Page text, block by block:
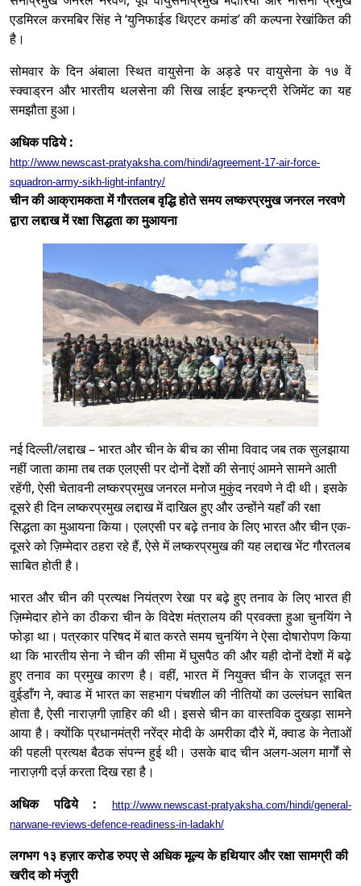
एडमिरल करमबिर सिंह ने ‘युनिफाईड थिएटर कमांड’ की कल्पना रेखांकित की
है।
सोमवार के दिन अंबाला स्थित वायुसेना के अड्डे पर वायुसेना के १७ वें
स्क्वाड्रन और भारतीय थलसेना की सिख लाईट इन्फन्ट्री रेजिमेंट का यह
समझौता हुआ।
अधिक पढिये :
http://www.newscast-pratyaksha.com/hindi/agreement-17-air-force-
squadron-army-sikh-light-infantry/
चीन की आक्रामकता में गौरतलब वृद्धि होते समय लष्करप्रमुख जनरल नरवणे
द्वारा लद्दाख में रक्षा सिद्धता का मुआयना
नई दिल्ली/लद्दाख – भारत और चीन के बीच का सीमा विवाद जब तक सुलझाया
नहीं जाता कामा तब तक एलएसी पर दोनों देशों की सेनाएं आमने सामने आती
रहेंगी, ऐसी चेतावनी लष्करप्रमुख जनरल मनोज मुकुंद नरवणे ने दी थी। इसके
दूसरे ही दिन लष्करप्रमुख लद्दाख में दाखिल हुए और उन्होंने यहाँ की रक्षा
सिद्धता का मुआयना किया। एलएसी पर बढ़े तनाव के लिए भारत और चीन एक-
दूसरे को ज़िम्मेदार ठहरा रहे हैं, ऐसे में लष्करप्रमुख की यह लद्दाख भेंट गौरतलब
साबित होती है।
भारत औरचीनकी प्रत्यक्ष नियंत्रण रेखा पर बढ़े हुए तनाव के लिए भारत ही
ज़िम्मेदार होने का ठीकरा चीन के विदेश मंत्रालय की प्रवक्ता हुआ चुनयिंग ने
फोड़ा था। पत्रकार परिषद में बात करते समय चुनयिंग ने ऐसा दोषारोपण किया
था कि भारतीय सेना ने चीन की सीमा में घुसपैठ की और यही दोनों देशों में बढ़े
हुए तनाव का प्रमुख कारण है। वहीं, भारत में नियुक्त चीन के राजदूत सन
वुईडाँग ने, क्वाड में भारत का सहभाग पंचशील की नीतियों का उल्लंघन साबित
होता है, ऐसी नाराज़गी ज़ाहिर की थी। इससे चीन का वास्तविक दुखड़ा सामने
आया है। क्योंकि प्रधानमंत्री नरेंद्र मोदी के अमरीका दौरे में, क्वाड के नेताओं
की पहली प्रत्यक्ष बैठक संपन्न हुई थी। उसके बाद चीन अलग-अलग मार्गों से
नाराज़गी दर्ज़ करता दिख रहा है।
अधिक पढिये :
http://www.newscast-pratyaksha.com/hindi/general-
narwane-reviews-defence-readiness-in-ladakh/
लगभग १३ हज़ार करोड रुपए से अधिक मूल्य के हथियार और रक्षा सामग्री की
खरीद को मंजुरी